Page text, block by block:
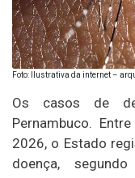
Foto: Ilustrativa da internet –
Os casos de
Pernambuco.
2026, o Estado
doença,